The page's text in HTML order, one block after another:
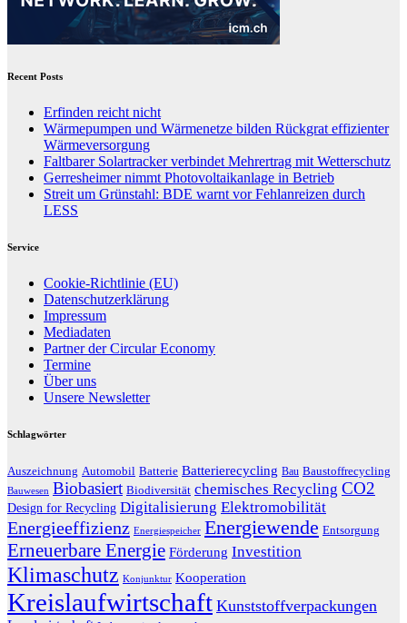
Recent Posts
Erfinden reicht nicht
Wärmepumpen und Wärmenetze bilden Rückgrat effizienter
Wärmeversorgung
Faltbarer Solartracker verbindet Mehrertrag mit Wetterschutz
Gerresheimer nimmt Photovoltaikanlage in Betrieb
Streit um Grünstahl: BDE warnt vor Fehlanreizen durch
LESS
Service
Cookie-Richtlinie (EU)
Datenschutzerklärung
Impressum
Mediadaten
Partner der Circular Economy
Termine
Über uns
Unsere Newsletter
Schlagwörter
Auszeichnung Automobil Batterie Batterierecycling Bau Baustoffrecycling
Bauwesen Biobasiert Biodiversität chemisches Recycling CO2
Design for Recycling Digitalisierung Elektromobilität
Energieeffizienz Energiespeicher Energiewende Entsorgung
Erneuerbare Energie Förderung Investition
Klimaschutz Konjunktur Kooperation
Kreislaufwirtschaft Kunststoffverpackungen